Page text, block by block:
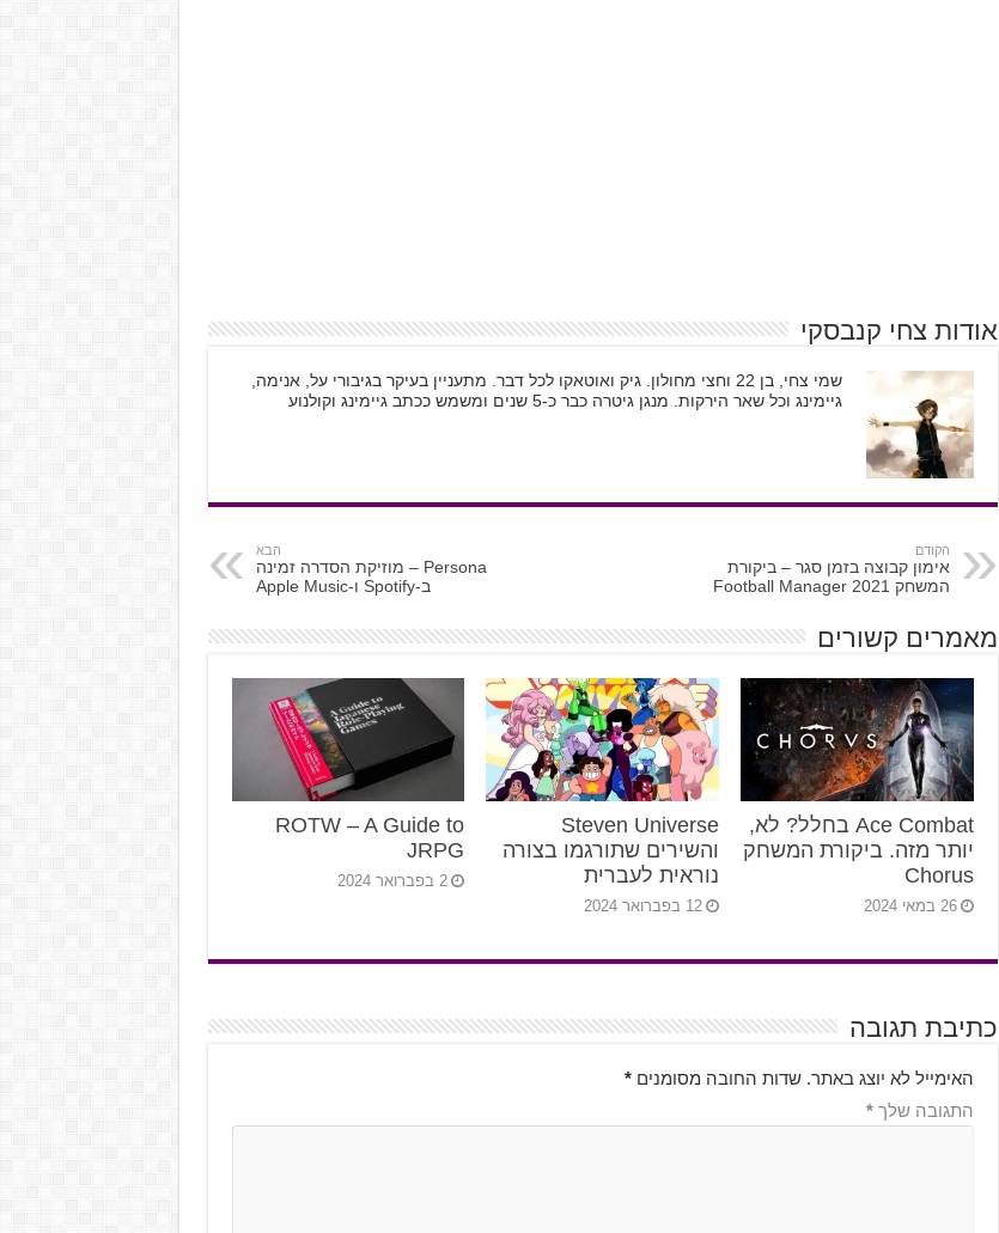
אודות צחי קנבסקי
שמי צחי, בן 22 וחצי מחולון. גיק ואוטאקו לכל דבר. מתעניין בעיקר בגיבורי על, אנימה,
גיימינג וכל שאר הירקות. מנגן גיטרה כבר כ-5 שנים ומשמש ככתב גיימינג וקולנוע
הקודם
אימון קבוצה בזמן סגר – ביקורת
המשחק Football Manager 2021
הבא
Persona – מוזיקת הסדרה זמינה
ב-Spotify ו-Apple Music
מאמרים קשורים
Ace Combat בחלל? לא,
יותר מזה. ביקורת המשחק
Chorus
26 במאי 2024
Steven Universe
והשירים שתורגמו בצורה
נוראית לעברית
12 בפברואר 2024
ROTW – A Guide to
JRPG
2 בפברואר 2024
כתיבת תגובה
האימייל לא יוצג באתר. שדות החובה מסומנים*
התגובה שלך*